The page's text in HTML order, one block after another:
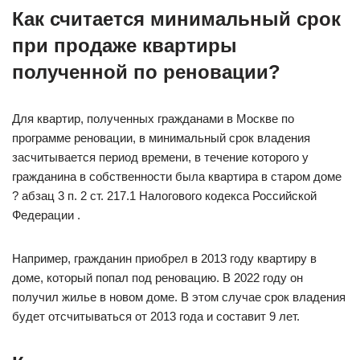
Как считается минимальный срок
при продаже квартиры
полученной по реновации?
Для квартир, полученных гражданами в Москве по
программе реновации, в минимальный срок владения
засчитывается период времени, в течение которого у
гражданина в собственности была квартира в старом доме
? абзац 3 п. 2 ст. 217.1 Налогового кодекса Российской
Федерации .
Например, гражданин приобрел в 2013 году квартиру в
доме, который попал под реновацию. В 2022 году он
получил жилье в новом доме. В этом случае срок владения
будет отсчитываться от 2013 года и составит 9 лет.